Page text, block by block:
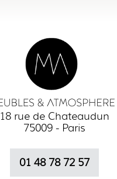
18 rue de Chateaudun
75009 - Paris
01 48 78 72 57